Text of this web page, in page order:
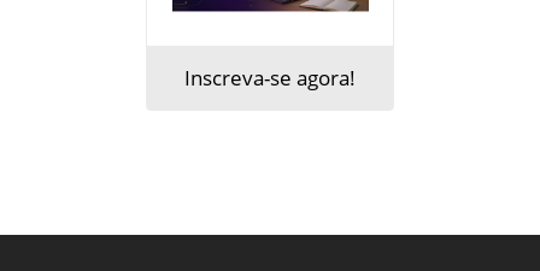
Inscreva-se agora!